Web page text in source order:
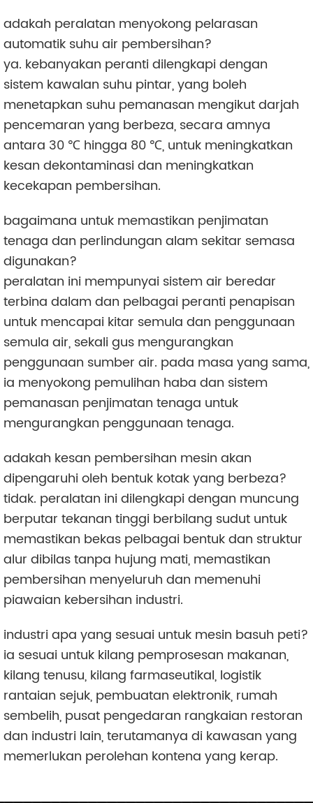
adakah peralatan menyokong pelarasan
automatik suhu air pembersihan?
ya. kebanyakan peranti dilengkapi dengan
sistem kawalan suhu pintar, yang boleh
menetapkan suhu pemanasan mengikut darjah
pencemaran yang berbeza, secara amnya
antara 30 ℃ hingga 80 ℃, untuk meningkatkan
kesan dekontaminasi dan meningkatkan
kecekapan pembersihan.
bagaimana untuk memastikan penjimatan
tenaga dan perlindungan alam sekitar semasa
digunakan?
peralatan ini mempunyai sistem air beredar
terbina dalam dan pelbagai peranti penapisan
untuk mencapai kitar semula dan penggunaan
semula air, sekali gus mengurangkan
penggunaan sumber air. pada masa yang sama,
ia menyokong pemulihan haba dan sistem
pemanasan penjimatan tenaga untuk
mengurangkan penggunaan tenaga.
adakah kesan pembersihan mesin akan
dipengaruhi oleh bentuk kotak yang berbeza?
tidak. peralatan ini dilengkapi dengan muncung
berputar tekanan tinggi berbilang sudut untuk
memastikan bekas pelbagai bentuk dan struktur
alur dibilas tanpa hujung mati, memastikan
pembersihan menyeluruh dan memenuhi
piawaian kebersihan industri.
industri apa yang sesuai untuk mesin basuh peti?
ia sesuai untuk kilang pemprosesan makanan,
kilang tenusu, kilang farmaseutikal, logistik
rantaian sejuk, pembuatan elektronik, rumah
sembelih, pusat pengedaran rangkaian restoran
dan industri lain, terutamanya di kawasan yang
memerlukan perolehan kontena yang kerap.